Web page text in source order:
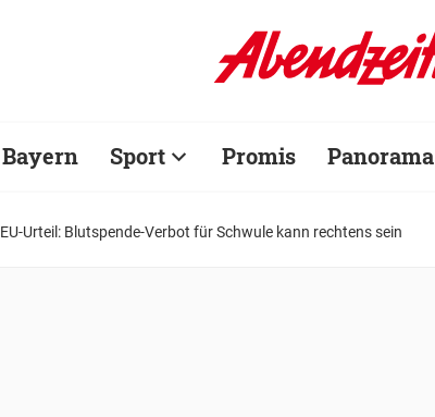
Bayern Sport Promis Panorama
EU-Urteil: Blutspende-Verbot für Schwule kann rechtens sein